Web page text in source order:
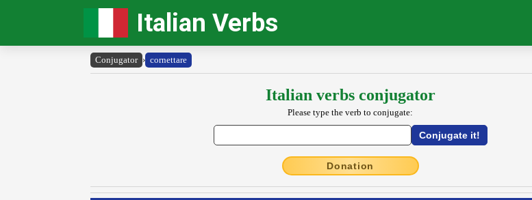
Italian Verbs
Conjugator › cornettare
Italian verbs conjugator
Please type the verb to conjugate:
Donation